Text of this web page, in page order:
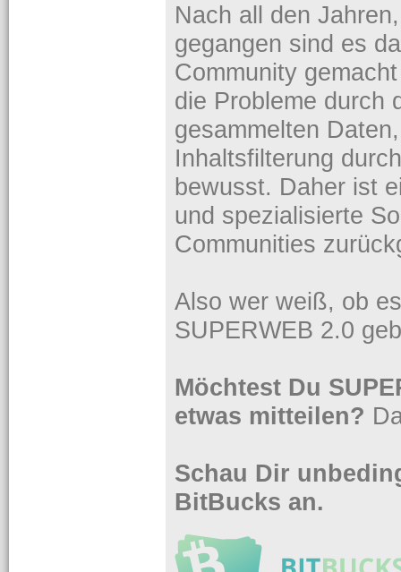
Nach all den
gegangen sind es
Community
die Probleme durch
gesammelten
Inhaltsfilterung
bewusst. Daher ist
und spezialisierte
Communities
Also wer weiß, ob
SUPERWEB 2.0
Möchtest Du
etwas mitteilen?
Schau Dir
BitBucks an.